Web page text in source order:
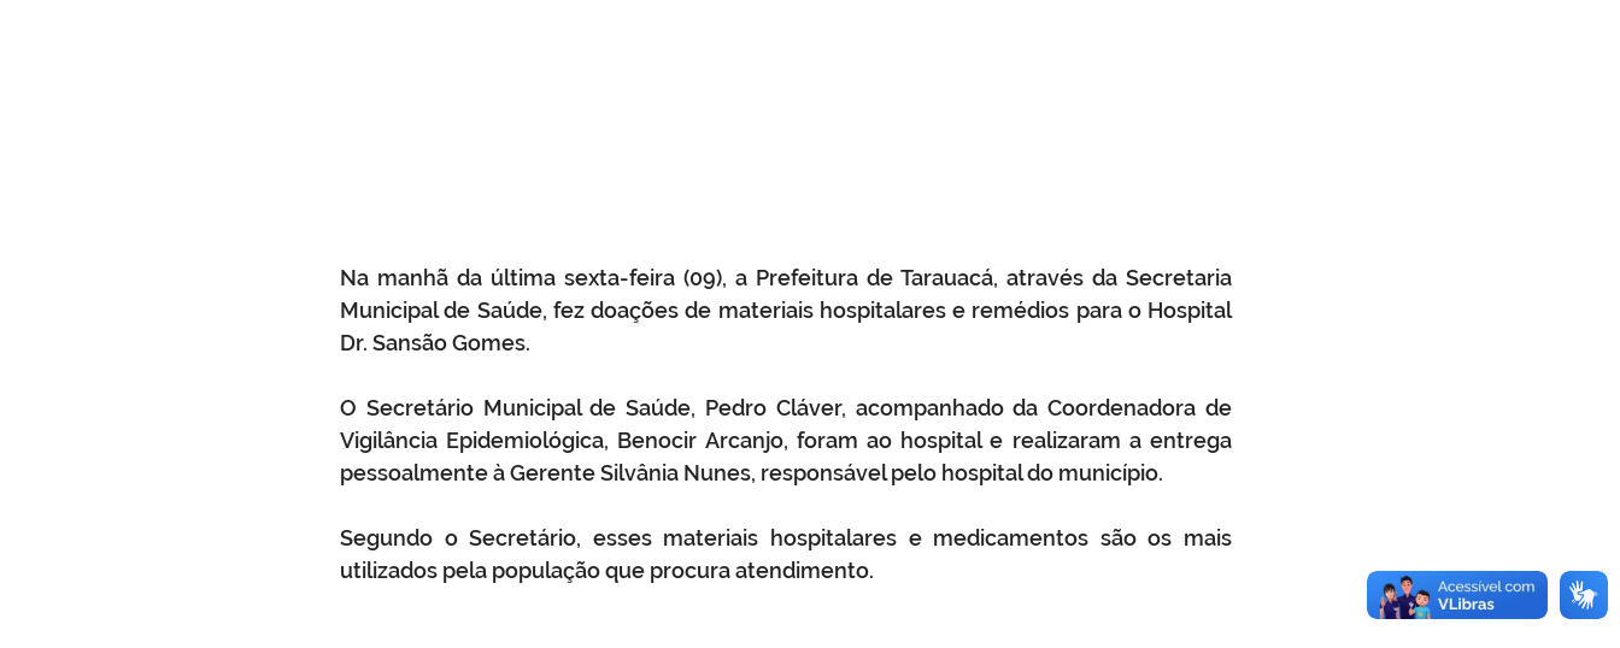
Na manhã da última sexta-feira (09), a Prefeitura de Tarauacá, através da Secretaria
Municipal de Saúde, fez doações de materiais hospitalares e remédios para o Hospital
Dr. Sansão Gomes.
O Secretário Municipal de Saúde, Pedro Cláver, acompanhado da Coordenadora de
Vigilância Epidemiológica, Benocir Arcanjo, foram ao hospital e realizaram a entrega
pessoalmente à Gerente Silvânia Nunes, responsável pelo hospital do município.
Segundo o Secretário, esses materiais hospitalares e medicamentos são os mais
utilizados pela população que procura atendimento.